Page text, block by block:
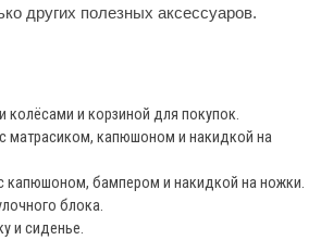
других полезных аксессуаров.
и корзиной для покупок.
матрасиком, капюшоном и накидкой на
капюшоном, бампером и накидкой на ножки.
блока.
и сиденье.